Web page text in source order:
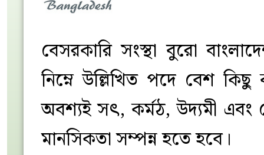
বেসরকারি সংস্থা বুরো
নিম্নে উল্লিখিত পদে বেশ কিছু
অবশ্যই সৎ, কর্মঠ, উদ্যমী এবং
মানসিকতা সম্পন্ন হতে হবে।